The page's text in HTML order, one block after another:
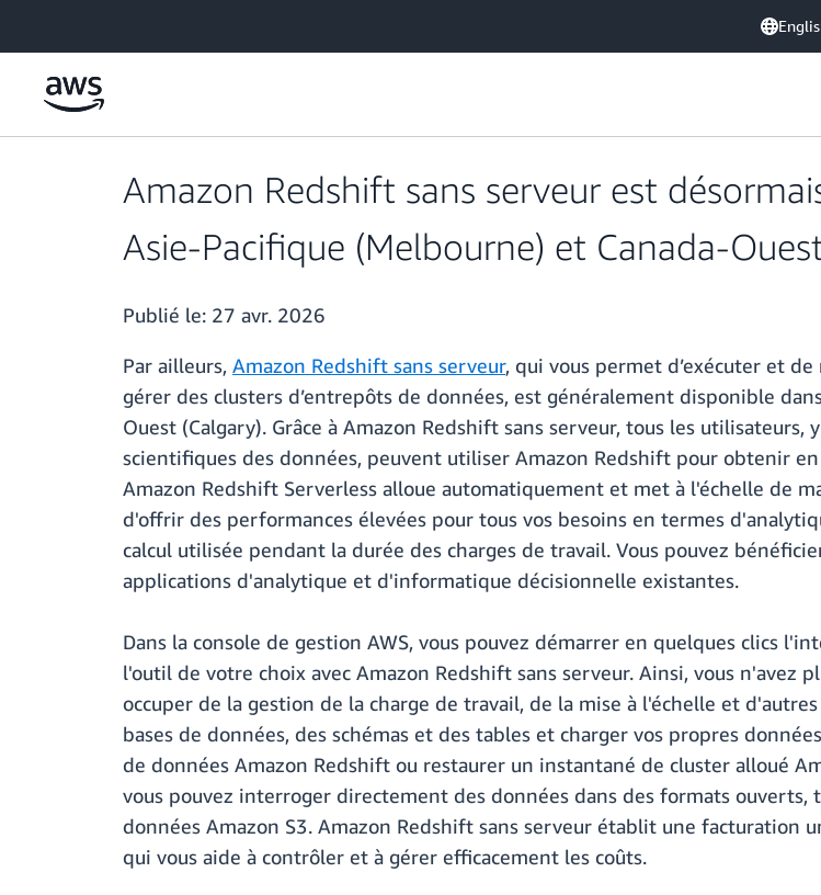
Amazon Redshift sans serveur est
Asie-Pacifique (Melbourne) et Canada-
Publié le: 27 avr. 2026
Par ailleurs, Amazon Redshift sans serveur, qui vous permet d’exécuter et
gérer des clusters d’entrepôts de données, est généralement disponible
Ouest (Calgary). Grâce à Amazon Redshift sans serveur, tous les
scientifiques des données, peuvent utiliser Amazon Redshift pour obtenir
Amazon Redshift Serverless alloue automatiquement et met à l'échelle de
d'offrir des performances élevées pour tous vos besoins en termes
calcul utilisée pendant la durée des charges de travail. Vous pouvez
applications d'analytique et d'informatique décisionnelle existantes.
Dans la console de gestion AWS, vous pouvez démarrer en quelques clics
l'outil de votre choix avec Amazon Redshift sans serveur. Ainsi, vous n'avez
occuper de la gestion de la charge de travail, de la mise à l'échelle et
bases de données, des schémas et des tables et charger vos propres
de données Amazon Redshift ou restaurer un instantané de cluster alloué
vous pouvez interroger directement des données dans des formats ouverts,
données Amazon S3. Amazon Redshift sans serveur établit une facturation
qui vous aide à contrôler et à gérer efficacement les coûts.